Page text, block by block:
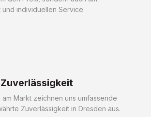
und individuellen Service.
Markt zeichnen uns umfassende
Zuverlässigkeit in Dresden aus.